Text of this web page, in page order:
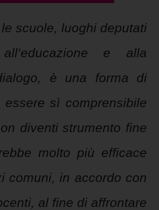
scuole, luoghi deputati
e alla
è una forma di
sì comprensibile
diventi strumento fine
molto più efficace
comuni, in accordo con
al fine di affrontare